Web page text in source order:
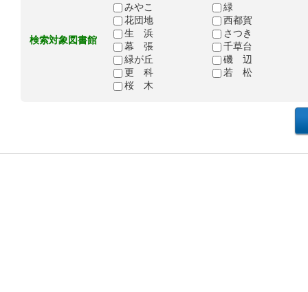
検索対象図書館
みやこ
緑
花団地
西都賀
生 浜
さつき
幕 張
千草台
緑が丘
磯 辺
更 科
若 松
桜 木